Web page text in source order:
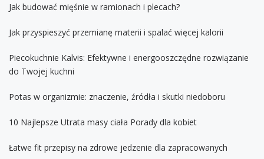
Jak budować mięśnie w ramionach i plecach?
Jak przyspieszyć przemianę materii i spalać więcej kalorii
Piecokuchnie Kalvis: Efektywne i energooszczędne rozwiązanie
do Twojej kuchni
Potas w organizmie: znaczenie, źródła i skutki niedoboru
10 Najlepsze Utrata masy ciała Porady dla kobiet
Łatwe fit przepisy na zdrowe jedzenie dla zapracowanych